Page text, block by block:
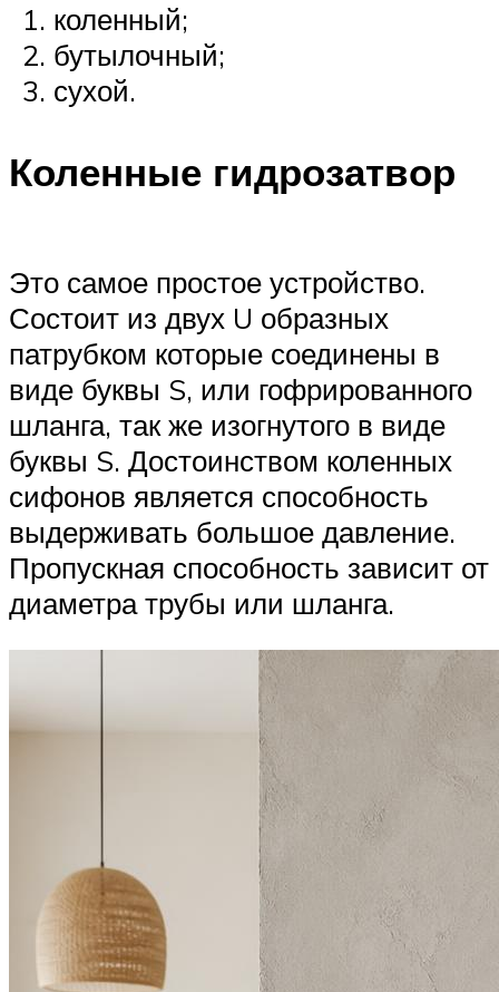
коленный;
бутылочный;
сухой.
Коленные гидрозатвор
Это самое простое устройство.
Состоит из двух U образных
патрубком которые соединены в
виде буквы S, или гофрированного
шланга, так же изогнутого в виде
буквы S. Достоинством коленных
сифонов является способность
выдерживать большое давление.
Пропускная способность зависит от
диаметра трубы или шланга.